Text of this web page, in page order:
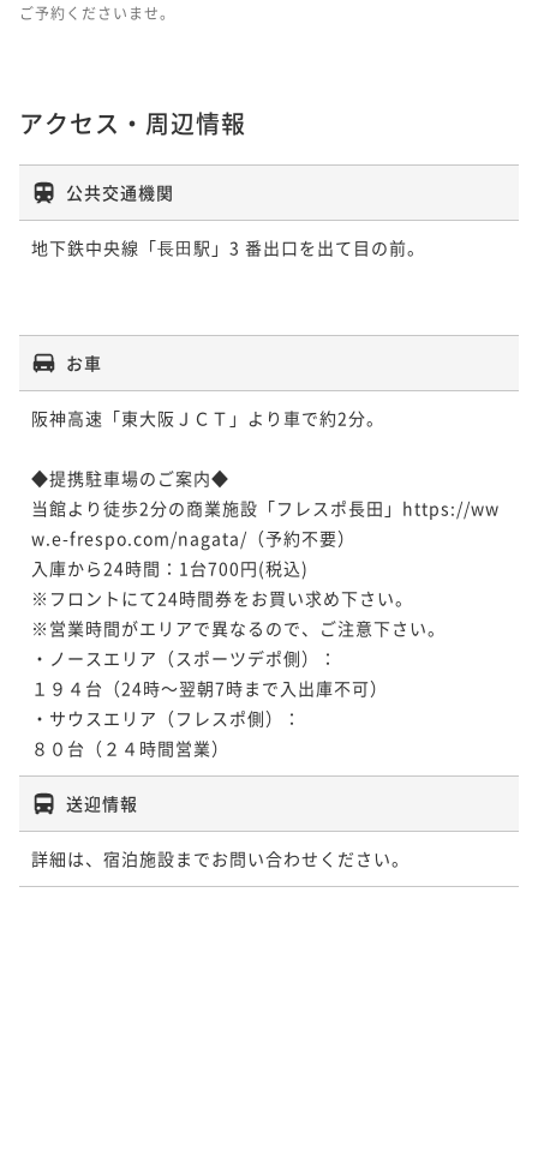
ご予約くださいませ。
アクセス・周辺情報
公共交通機関
地下鉄中央線「⻑⽥駅」3 番出口を出て目の前。
お車
阪神高速「東大阪ＪＣＴ」より車で約2分。
◆提携駐車場のご案内◆
当館より徒歩2分の商業施設「フレスポ長田」https://ww
w.e-frespo.com/nagata/（予約不要）
入庫から24時間：1台700円(税込)
※フロントにて24時間券をお買い求め下さい。
※営業時間がエリアで異なるので、ご注意下さい。
・ノースエリア（スポーツデポ側）：
１９４台（24時～翌朝7時まで入出庫不可）
・サウスエリア（フレスポ側）：
送迎情報
詳細は、宿泊施設までお問い合わせください。